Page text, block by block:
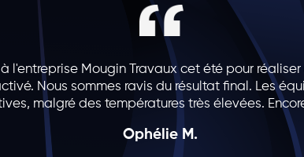
l'entreprise Mougin Travaux cet été pour
Nous sommes ravis du résultat final. Les
malgré des températures très élevées.
Ophélie M.